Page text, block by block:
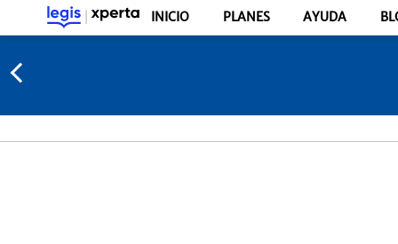
INICIO PLANES AYUDA